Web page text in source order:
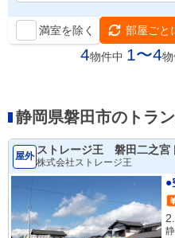
満室を除く 部屋ごと
4物件中 1〜4
静岡県磐田市のトラ
屋外 ストレージ王 磐田二之宮
株式会社ストレージ王
●